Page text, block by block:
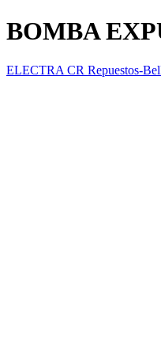
BOMBA
ELECTRA CR Repuestos-